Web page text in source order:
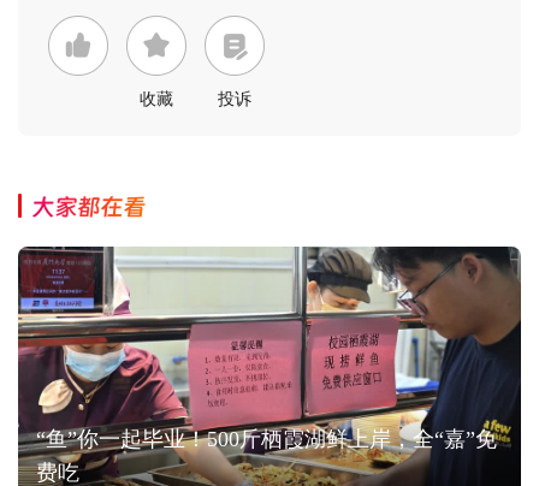
收藏 投诉
大家都在看
“鱼”你一起毕业！500斤栖霞湖鲜上岸，全“嘉”免
费吃